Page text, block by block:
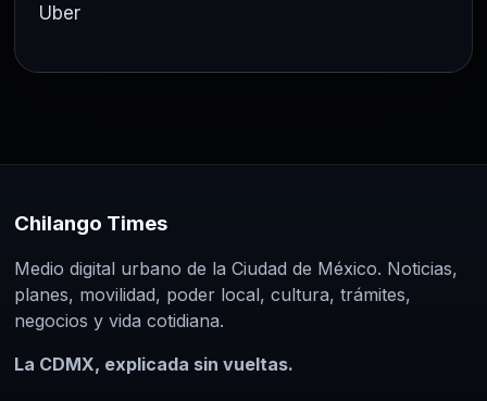
Uber
Chilango Times
Medio digital urbano de la Ciudad de México. Noticias,
planes, movilidad, poder local, cultura, trámites,
negocios y vida cotidiana.
La CDMX, explicada sin vueltas.